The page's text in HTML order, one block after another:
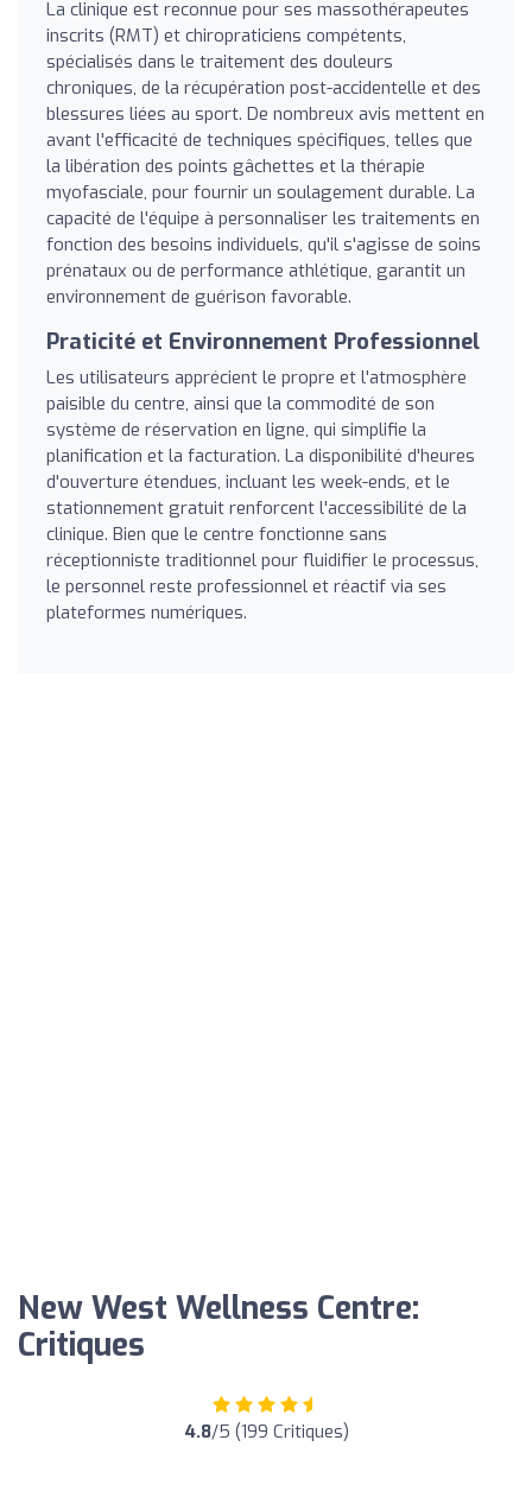
La clinique est reconnue pour ses massothérapeutes
inscrits (RMT) et chiropraticiens compétents,
spécialisés dans le traitement des douleurs
chroniques, de la récupération post-accidentelle et des
blessures liées au sport. De nombreux avis mettent en
avant l'efficacité de techniques spécifiques, telles que
la libération des points gâchettes et la thérapie
myofasciale, pour fournir un soulagement durable. La
capacité de l'équipe à personnaliser les traitements en
fonction des besoins individuels, qu'il s'agisse de soins
prénataux ou de performance athlétique, garantit un
environnement de guérison favorable.
Praticité et Environnement Professionnel
Les utilisateurs apprécient le propre et l'atmosphère
paisible du centre, ainsi que la commodité de son
système de réservation en ligne, qui simplifie la
planification et la facturation. La disponibilité d'heures
d'ouverture étendues, incluant les week-ends, et le
stationnement gratuit renforcent l'accessibilité de la
clinique. Bien que le centre fonctionne sans
réceptionniste traditionnel pour fluidifier le processus,
le personnel reste professionnel et réactif via ses
plateformes numériques.
New West Wellness Centre:
Critiques
4.8/5 (199 Critiques)